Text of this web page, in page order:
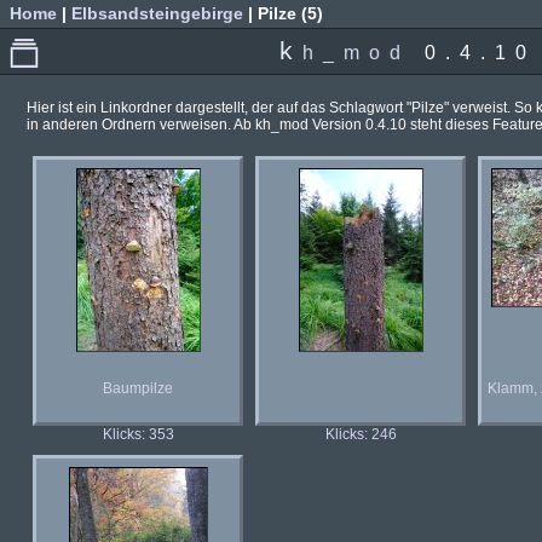
Home Elbsandsteingebirge | Pilze (5)
k h_mod 0.4.10
Hier ist ein Linkordner dargestellt, der auf das Schlagwort "Pilze" verweist. So
in anderen Ordnern verweisen. Ab kh_mod Version 0.4.10 steht dieses
Baumpilze
Klicks: 353 Klicks: 246